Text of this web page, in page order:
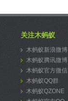
关注木蚂蚁
木蚂蚁新浪微博
木蚂蚁腾讯微博
木蚂蚁官方微信
木蚂蚁QQ群
木蚂蚁QZONE